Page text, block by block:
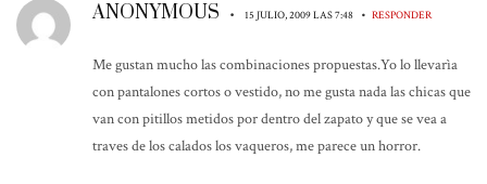
ANONYMOUS • 15 JULIO, 2009 LAS 7:48 • RESPONDER
Me gustan mucho las combinaciones propuestas.Yo lo llevarìa
con pantalones cortos o vestido, no me gusta nada las chicas que
van con pitillos metidos por dentro del zapato y que se vea a
traves de los calados los vaqueros, me parece un horror.